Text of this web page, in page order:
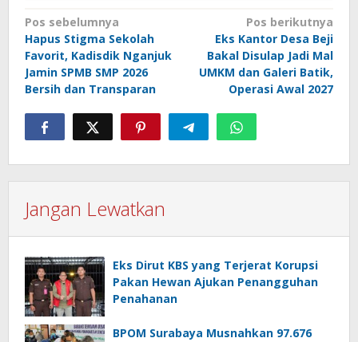
Navigasi
pos
Pos sebelumnya
Hapus Stigma Sekolah
Favorit, Kadisdik Nganjuk
Jamin SPMB SMP 2026
Bersih dan Transparan
Pos berikutnya
Eks Kantor Desa Beji
Bakal Disulap Jadi Mal
UMKM dan Galeri Batik,
Operasi Awal 2027
Jangan Lewatkan
Eks Dirut KBS yang Terjerat Korupsi
Pakan Hewan Ajukan Penangguhan
Penahanan
BPOM Surabaya Musnahkan 97.676